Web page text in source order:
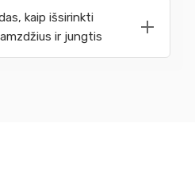
kaip išsirinkti
ir jungtis